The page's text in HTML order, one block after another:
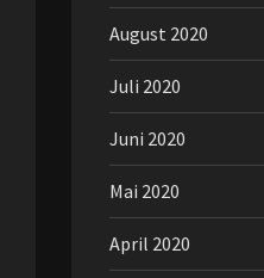
August 2020
Juli 2020
Juni 2020
Mai 2020
April 2020